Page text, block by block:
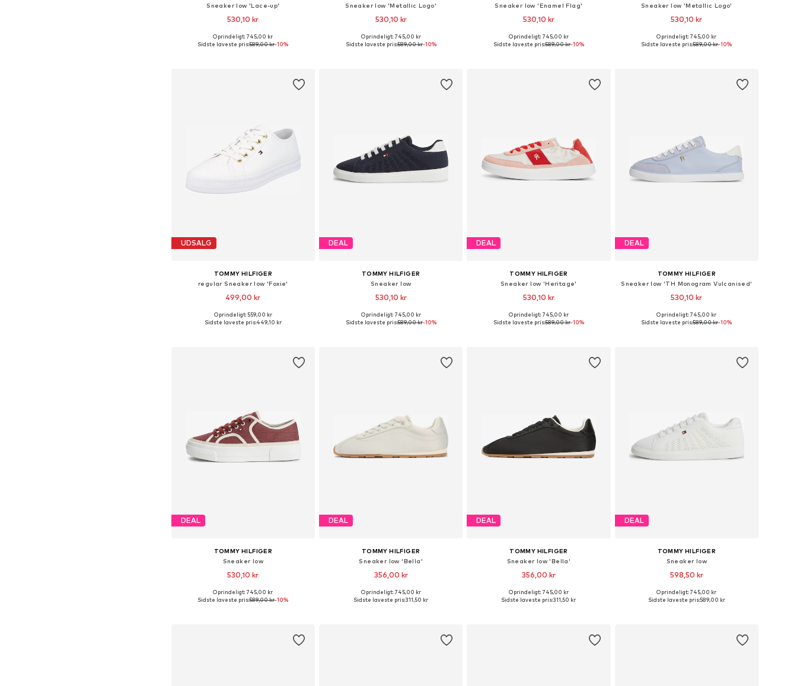
Sneaker low 'Lace-up'
530,10 kr
Oprindeligt: 745,00 kr
Sidste laveste pris:589,00 kr-10%
Sneaker low 'Metallic Logo'
530,10 kr
+1
Oprindeligt: 745,00 kr
Sidste laveste pris:589,00 kr-10%
Sneaker low 'Enamel Flag'
530,10 kr
Oprindeligt: 745,00 kr
Sidste laveste pris:589,00 kr-10%
Sneaker low 'Metallic Logo'
530,10 kr
+1
Oprindeligt: 745,00 kr
Sidste laveste pris:589,00 kr-10%
UDSALG
TOMMY HILFIGER
regular Sneaker low 'Foxie'
499,00 kr
Oprindeligt: 559,00 kr
Sidste laveste pris:449,10 kr
DEAL
TOMMY HILFIGER
Sneaker low
530,10 kr
Oprindeligt: 745,00 kr
Sidste laveste pris:589,00 kr-10%
DEAL
TOMMY HILFIGER
Sneaker low 'Heritage'
530,10 kr
Oprindeligt: 745,00 kr
Sidste laveste pris:589,00 kr-10%
DEAL
TOMMY HILFIGER
Sneaker low 'TH Monogram Vulcanised'
530,10 kr
Oprindeligt: 745,00 kr
Sidste laveste pris:589,00 kr-10%
DEAL
TOMMY HILFIGER
Sneaker low
530,10 kr
Oprindeligt: 745,00 kr
Sidste laveste pris:589,00 kr-10%
DEAL
TOMMY HILFIGER
Sneaker low 'Bella'
356,00 kr
Oprindeligt: 745,00 kr
Sidste laveste pris:311,50 kr
DEAL
TOMMY HILFIGER
Sneaker low 'Bella'
356,00 kr
Oprindeligt: 745,00 kr
Sidste laveste pris:311,50 kr
DEAL
TOMMY HILFIGER
Sneaker low
598,50 kr
Oprindeligt: 745,00 kr
Sidste laveste pris:589,00 kr